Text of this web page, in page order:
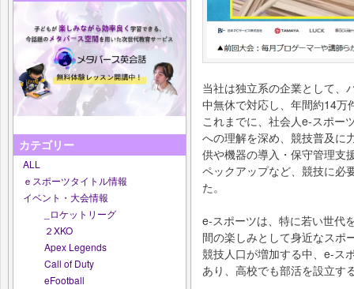
カテゴリー
ALL
ｅスポーツタイトル情報
イベント・大会情報
_ロケットリーグ
２XKO
Apex Legends
Call of Duty
eFootball
当社は独⽴系の企業として、
中無休で対応し、年間約14万
これまでに、社会人e-スポー
への理解を深め、競技普及に
供や機器の導入・保守管理支
ペックアップなど、競技に必
た。
e-スポーツは、特に若い世代
間の楽しみとして⾝近なスポ
競技人口が増加する中、e-ス
あり、高校でも部活を設立す